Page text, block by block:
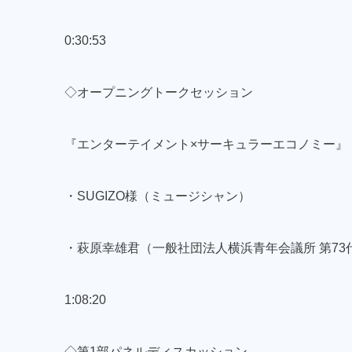
0:30:53
◇オープニングトークセッション
『エンターテイメント×サーキュラーエコノミー』
・SUGIZO様（ミュージシャン）
・萩原幸雄君（一般社団法人横浜青年会議所 第73
1:08:20